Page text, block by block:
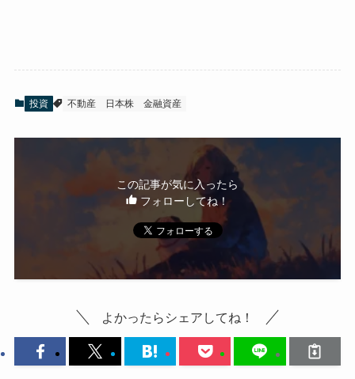
投資 不動産 日本株 金融資産
この記事が気に入ったら
フォローしてね！
よかったらシェアしてね！